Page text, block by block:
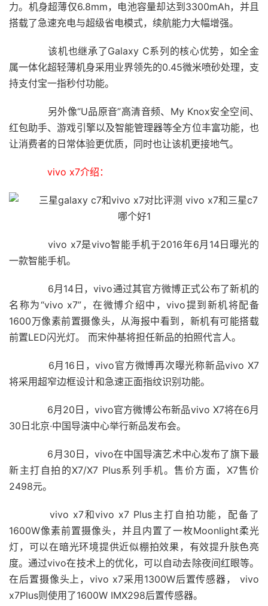
力。机身超薄仅6.8mm，电池容量却达到3300mAh，并且
搭载了急速充电与超级省电模式，续航能力大幅增强。
该机也继承了Galaxy C系列的核心优势，如全金
属一体化超轻薄机身采用业界领先的0.45微米喷砂处理，支
持支付宝一指秒付功能。
另外像“U品原音”高清音频、My Knox安全空间、
红包助手、游戏引擎以及智能管理器等全方位丰富功能，也
让消费者的日常体验更优质，同时也让该机更接地气。
vivo x7介绍：
vivo x7是vivo智能手机于2016年6月14日曝光的
一款智能手机。
6月14日，vivo通过其官方微博正式公布了新机的
名称为“vivo x7”，在微博介绍中，vivo提到新机将配备
1600万像素前置摄像头，从海报中看到，新机有可能搭载
前置LED闪光灯。 而宋仲基将担任新品的拍照代言人。
6月16日，vivo官方微博再次曝光称新品vivo X7
将采用超窄边框设计和急速正面指纹识别功能。
6月20日，vivo官方微博公布新品vivo X7将在6月
30日北京·中国导演中心举行新品发布会。
6月30日，vivo在中国导演艺术中心发布了旗下最
新主打自拍的X7/X7 Plus系列手机。售价方面，X7售价
2498元。
vivo x7和vivo x7 Plus主打自拍功能，配备了
1600W像素前置摄像头，并且内置了一枚Moonlight柔光
灯，可以在暗光环境提供近似棚拍效果，有效提升肤色亮
度。通过vivo在技术上的优化，可以自动去除夜间红眼等。
在后置摄像头上，vivo x7采用1300W后置传感器， vivo
x7Plus则使用了1600W IMX298后置传感器。